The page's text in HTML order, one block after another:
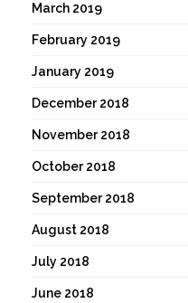
March 2019
February 2019
January 2019
December 2018
November 2018
October 2018
September 2018
August 2018
July 2018
June 2018